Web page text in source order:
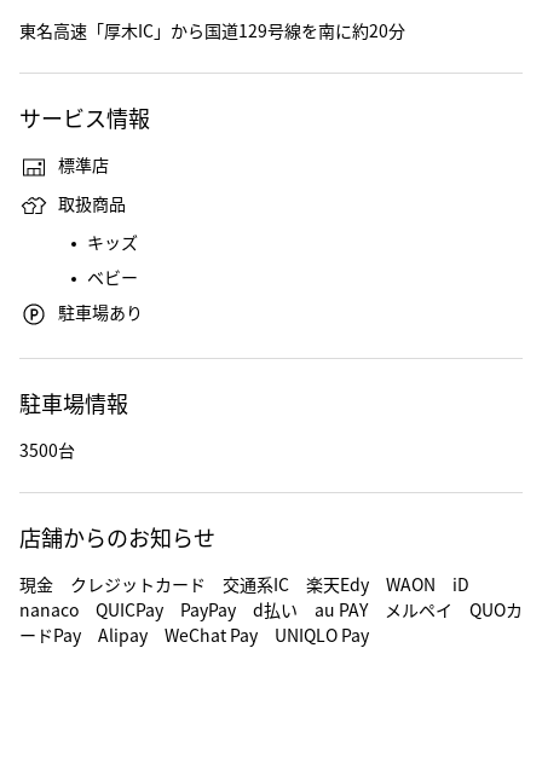
東名高速「厚木IC」から国道129号線を南に約20分
サービス情報
標準店
取扱商品
キッズ
ベビー
駐車場あり
駐車場情報
3500台
店舗からのお知らせ
現金 クレジットカード 交通系IC 楽天Edy WAON iD
nanaco QUICPay PayPay d払い au PAY メルペイ QUOカ
ードPay Alipay WeChat Pay UNIQLO Pay